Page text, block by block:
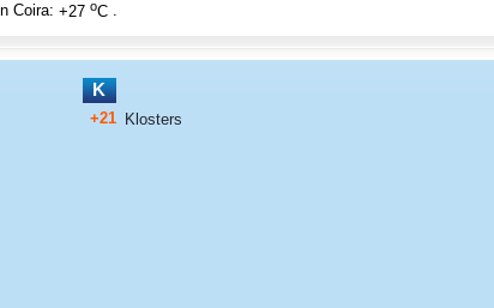
Coira: +27 oC .
K
+21 Klosters